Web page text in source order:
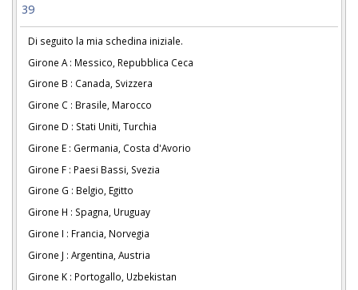
39
Di seguito la mia schedina iniziale.
Girone A : Messico, Repubblica Ceca
Girone B : Canada, Svizzera
Girone C : Brasile, Marocco
Girone D : Stati Uniti, Turchia
Girone E : Germania, Costa d'Avorio
Girone F : Paesi Bassi, Svezia
Girone G : Belgio, Egitto
Girone H : Spagna, Uruguay
Girone I : Francia, Norvegia
Girone J : Argentina, Austria
Girone K : Portogallo, Uzbekistan